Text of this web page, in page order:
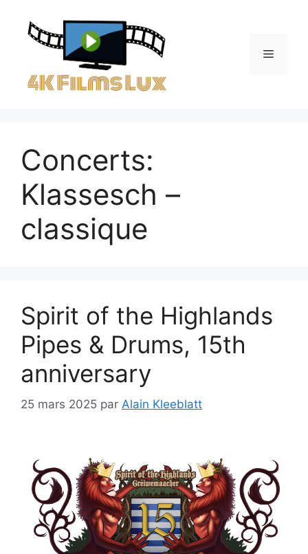
contenu
Menu
Concerts:
Klassesch –
classique
Spirit of the Highlands
Pipes & Drums, 15th
anniversary
25 mars 2025 par Alain Kleeblatt